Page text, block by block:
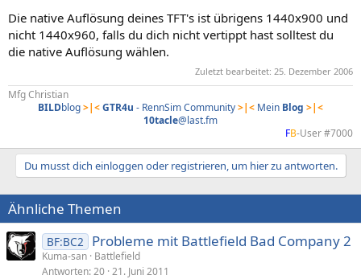
Die native Auflösung deines TFT's ist übrigens 1440x900 und
nicht 1440x960, falls du dich nicht vertippt hast solltest du
die native Auflösung wählen.
Zuletzt bearbeitet: 25. Dezember 2006
Mfg Christian
BILDblog>|<GTR4u - RennSim Community>|< Mein Blog >|<
10tacle@last.fm
FB-User #7000​
Du musst dich einloggen oder registrieren, um hier zu antworten.
Ähnliche Themen
BF:BC2 Probleme mit Battlefield Bad Company 2
Kuma-san Battlefield
Antworten 20 21. Juni 2011